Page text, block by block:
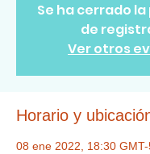
Se ha cerrado
de
Ver otros
Horario y
08 ene 2022, 18:30